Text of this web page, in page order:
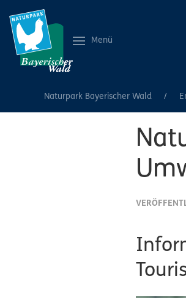
Menü
Naturpark Bayerischer Wald